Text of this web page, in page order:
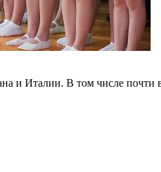
и Италии. В том числе